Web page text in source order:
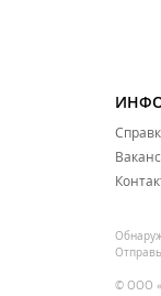
© ООО